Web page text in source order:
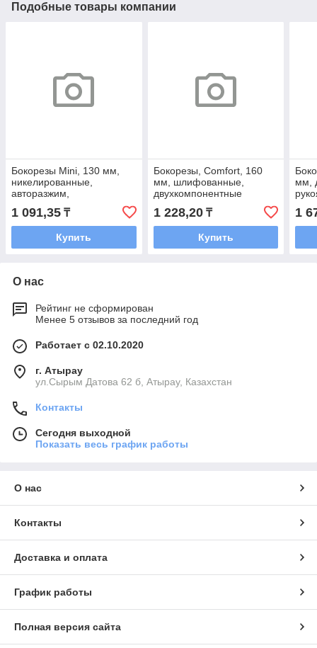
Подобные товары компании
Бокорезы Mini, 130 мм,
никелированные,
авторазжим,
рукоятки// Matrix
1 091,35 ₸
Купить
Бокорезы, Comfort, 160
мм, шлифованные,
двухкомпонентные
1 228,20₸
Купить
мм,
1
О нас
Рейтинг не сформирован
Менее 5 отзывов за последний год
Работает с 02.10.2020
г. Атырау
ул.Сырым Датова 62 б, Атырау, Казахстан
Контакты
Сегодня выходной
Показать весь график работы
О нас
Контакты
Доставка и оплата
График работы
Полная версия сайта